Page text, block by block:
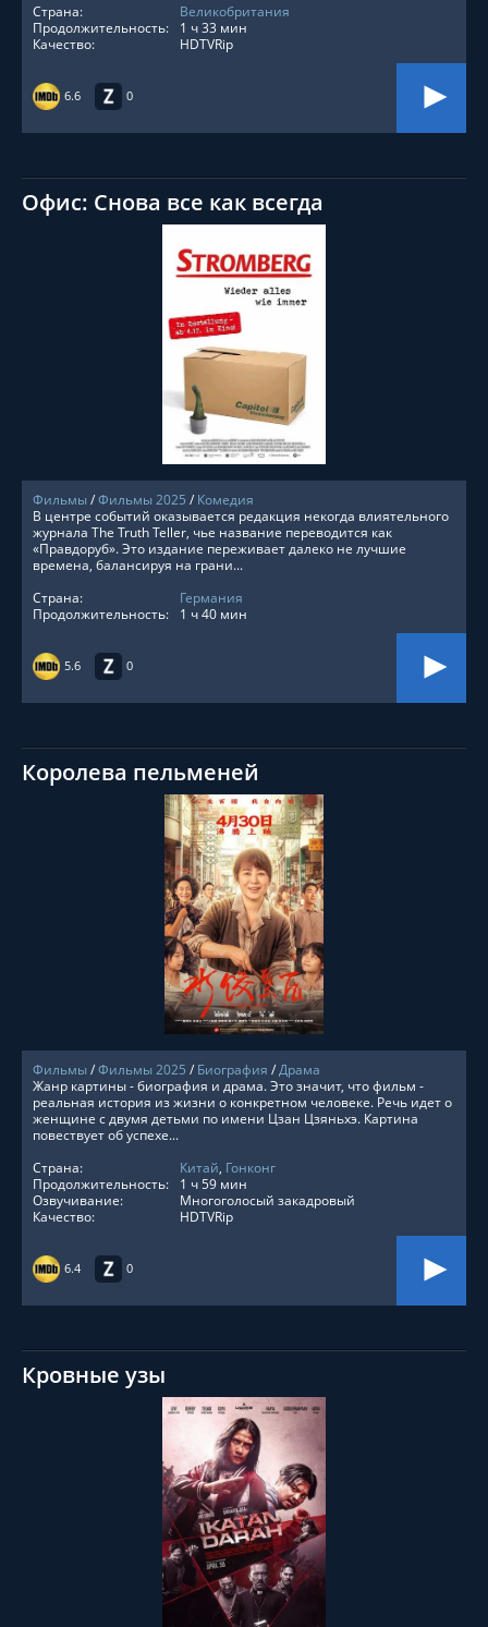
6.6 0
Страна:
Великобритания
Продолжительность:
1 ч 33 мин
Качество:
HDTVRip
Офис: Снова все как всегда
СМОТРЕТЬ ОНЛАЙН
Фильмы/Фильмы 2025 / Комедия
5.6 0
В центре событий оказывается редакция некогда влиятельного
журнала The Truth Teller, чье название переводится как
«Правдоруб». Это издание переживает далеко не лучшие
времена, балансируя на грани...
Страна:
Германия
Продолжительность:
1 ч 40 мин
Королева пельменей
СМОТРЕТЬ ОНЛАЙН
Фильмы/Фильмы 2025 / Биография /Драма
6.4 0
Жанр картины - биография и драма. Это значит, что фильм -
реальная история из жизни о конкретном человеке. Речь идет о
женщине с двумя детьми по имени Цзан Цзяньхэ. Картина
повествует об успехе...
Страна:
Китай, Гонконг
Продолжительность:
1 ч 59 мин
Озвучивание:
Многоголосый закадровый
Качество:
HDTVRip
Кровные узы
СМОТРЕТЬ ОНЛАЙН